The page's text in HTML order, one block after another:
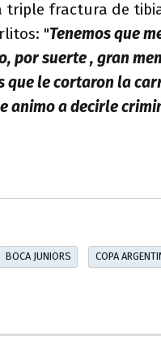
triple fractura de
"Tenemos que
por suerte , gran
que le cortaron la
animo a decirle
BOCA JUNIORS COPA